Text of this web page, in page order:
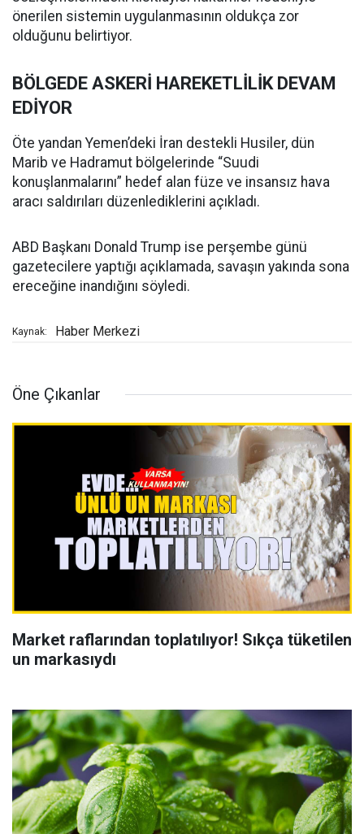
önerilen sistemin uygulanmasının oldukça zor
olduğunu belirtiyor.
BÖLGEDE ASKERİ HAREKETLİLİK DEVAM
EDİYOR
Öte yandan Yemen’deki İran destekli Husiler, dün
Marib ve Hadramut bölgelerinde “Suudi
konuşlanmalarını” hedef alan füze ve insansız hava
aracı saldırıları düzenlediklerini açıkladı.
ABD Başkanı Donald Trump ise perşembe günü
gazetecilere yaptığı açıklamada, savaşın yakında sona
ereceğine inandığını söyledi.
Kaynak: Haber Merkezi
Öne Çıkanlar
Market raflarından toplatılıyor! Sıkça tüketilen
un markasıydı